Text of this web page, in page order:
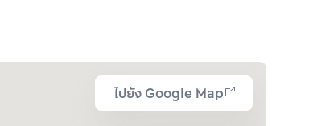
ไปยัง Google Map